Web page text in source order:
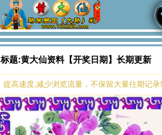
标题:黄大仙资料【开奖日期】长期更新
提高速度,减少浏览流量，不保留大量往期记录!